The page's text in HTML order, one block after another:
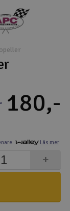
Läs mer
180,-
+